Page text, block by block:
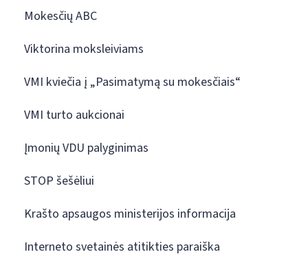
Mokesčių ABC
Viktorina moksleiviams
VMI kviečia į „Pasimatymą su mokesčiais“
VMI turto aukcionai
Įmonių VDU palyginimas
STOP šešėliui
Krašto apsaugos ministerijos informacija
Interneto svetainės atitikties paraiška